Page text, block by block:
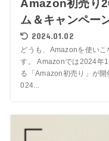
Amazon初売り
ム＆キャンペー
2024.01.02
どうも、Amazonを使い
す。 Amazonでは2024年
る「Amazon初売り」が
024...